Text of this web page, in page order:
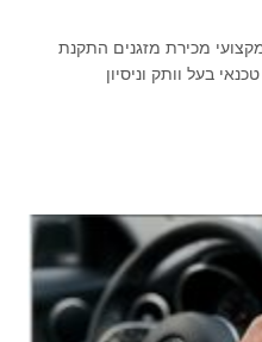
מקצועי מכירת מזגנים התקנת
בעל וותק וניסיון